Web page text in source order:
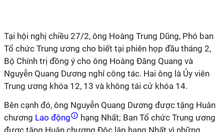
Tại hội nghị chiều 27/2, ông Hoàng Trung Dũng, Phó ban
Tổ chức Trung ương cho biết tại phiên họp đầu tháng 2,
Bộ Chính trị đồng ý cho ông Hoàng Đăng Quang và
Nguyễn Quang Dương nghỉ công tác. Hai ông là Ủy viên
Trung ương khóa 12, 13 và không tái cử khóa 14.
Bên cạnh đó, ông Nguyễn Quang Dương được tặng Huân
chương Lao động
hạng Nhất; Ban Tổ chức Trung ương
được tặng Huân chương Độc lập hạng Nhất vì những